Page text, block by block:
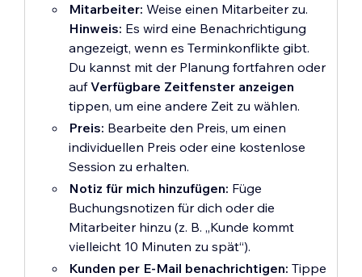
Mitarbeiter: Weise einen Mitarbeiter zu.
Hinweis: Es wird eine Benachrichtigung
angezeigt, wenn es Terminkonflikte gibt.
Du kannst mit der Planung fortfahren oder
aufVerfügbare Zeitfenster anzeigen
tippen, um eine andere Zeit zu wählen.
Preis: Bearbeite den Preis, um einen
individuellen Preis oder eine kostenlose
Session zu erhalten.
Notiz für mich hinzufügen: Füge
Buchungsnotizen für dich oder die
Mitarbeiter hinzu (z. B. „Kunde kommt
vielleicht 10 Minuten zu spät“).
Kunden per E-Mail benachrichtigen: Tippe